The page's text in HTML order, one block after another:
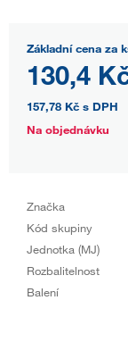
Základní cena za
130,4
157,78 Kč s DPH
Na objednávku
Značka
Kód skupiny
Jednotka (MJ)
Rozbalitelnost
Balení